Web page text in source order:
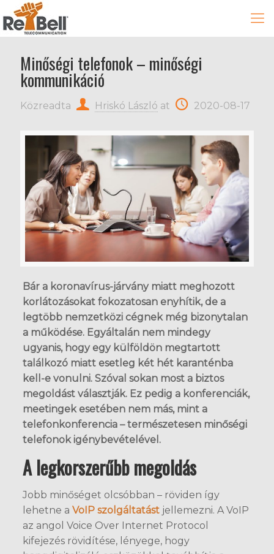
Minőségi telefonok – minőségi
kommunikáció
Közreadta Hriskó László at 2020-08-17
Bár a koronavírus-járvány miatt meghozott
korlátozásokat fokozatosan enyhítik, de a
legtöbb nemzetközi cégnek még bizonytalan
a működése. Egyáltalán nem mindegy
ugyanis, hogy egy külföldön megtartott
találkozó miatt esetleg két hét karanténba
kell-e vonulni. Szóval sokan most a biztos
megoldást választják. Ez pedig a konferenciák,
meetingek esetében nem más, mint a
telefonkonferencia – természetesen minőségi
telefonok igénybevételével.
A legkorszerűbb megoldás
Jobb minőséget olcsóbban – röviden így
lehetne a VoIP szolgáltatástjellemezni. A VoIP
az angol Voice Over Internet Protocol
kifejezés rövidítése, lényege, hogy